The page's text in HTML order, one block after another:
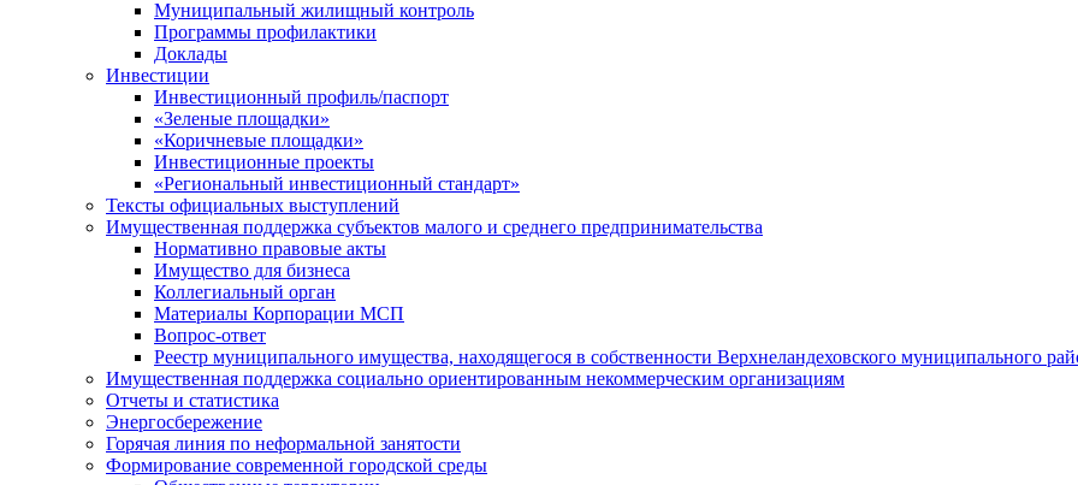
Муниципальный жилищный контроль
Программы профилактики
Доклады
Инвестиции
Инвестиционный профиль/паспорт
«Зеленые площадки»
«Коричневые площадки»
Инвестиционные проекты
«Региональный инвестиционный стандарт»
Тексты официальных выступлений
Имущественная поддержка субъектов малого и среднего предпринимательства
Нормативно правовые акты
Имущество для бизнеса
Коллегиальный орган
Материалы Корпорации МСП
Вопрос-ответ
Реестр муниципального имущества, находящегося в собственности Верхнеландеховского муниципального
Имущественная поддержка социально ориентированным некоммерческим организациям
Отчеты и статистика
Энергосбережение
Горячая линия по неформальной занятости
Формирование современной городской среды